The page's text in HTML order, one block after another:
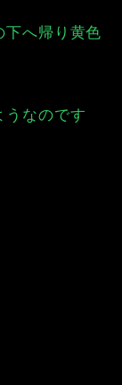
下へ帰り黄色
うなのです